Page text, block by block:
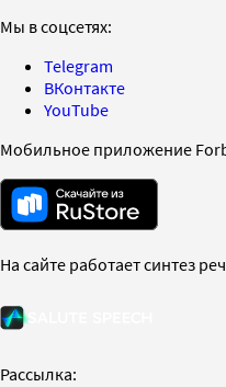
Мы в соцсетях:
Telegram
ВКонтакте
YouTube
Мобильное приложение
На сайте работает синтез
Рассылка: